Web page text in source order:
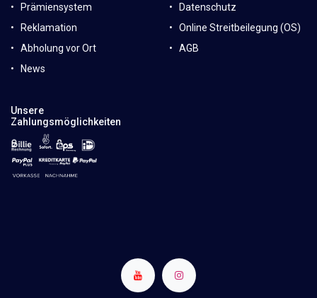
Prämiensystem
Reklamation
Abholung vor Ort
News
Datenschutz
Online Streitbeilegung (OS)
AGB
Unsere
Zahlungsmöglichkeiten